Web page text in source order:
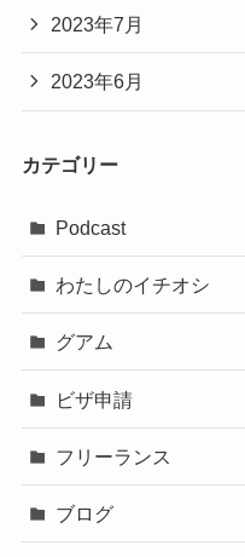
2023年7月
2023年6月
カテゴリー
Podcast
わたしのイチオシ
グアム
ビザ申請
フリーランス
ブログ